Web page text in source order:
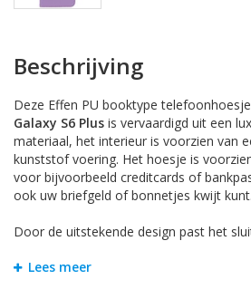
Beschrijving
Deze Effen PU booktype
Galaxy S6 Plus is vervaardigd uit een
materiaal, het interieur is voorzien van
kunststof voering. Het hoesje is
voor bijvoorbeeld creditcards of
ook uw briefgeld of bonnetjes kwijt kunt.
Door de uitstekende design past het
De bookcover wallet case biedt een
Lees meer